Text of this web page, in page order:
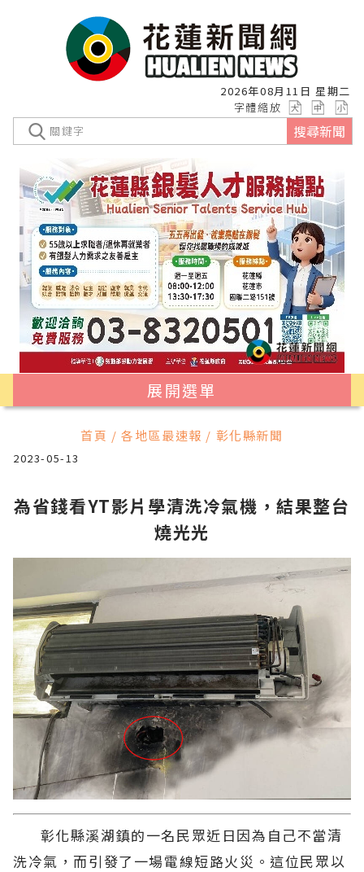
2026年08月11日 星期二
字體縮放
搜尋新聞
展開選單
首頁 / 各地區最速報 / 彰化縣新聞
2023-05-13
為省錢看YT影片學清洗冷氣機，結果整台
燒光光
彰化縣溪湖鎮的一名民眾近日因為自己不當清
洗冷氣，而引發了一場電線短路火災。這位民眾以